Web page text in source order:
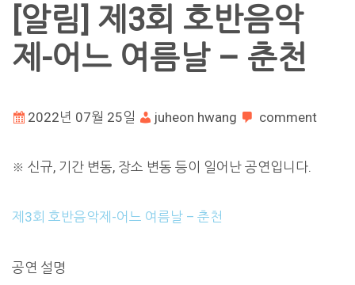
[알림] 제3회 호반음악
제-어느 여름날 – 춘천
2022년 07월 25일 juheon hwang comment
※ 신규, 기간 변동, 장소 변동 등이 일어난 공연입니다.
제3회 호반음악제-어느 여름날 – 춘천
공연 설명